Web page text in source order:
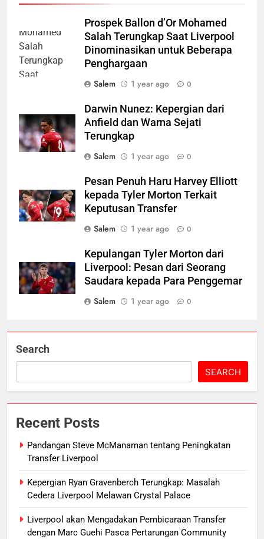
Prospek Ballon d’Or Mohamed
Salah Terungkap Saat Liverpool
Dinominasikan untuk Beberapa
Penghargaan
Salem
1 year ago 0
Darwin Nunez: Kepergian dari
Anfield dan Warna Sejati
Terungkap
Salem
1 year ago 0
Pesan Penuh Haru Harvey Elliott
kepada Tyler Morton Terkait
Keputusan Transfer
Salem
1 year ago 0
Kepulangan Tyler Morton dari
Liverpool: Pesan dari Seorang
Saudara kepada Para Penggemar
Salem
1 year ago 0
Search
SEARCH
Recent Posts
Pandangan Steve McManaman tentang Peningkatan
Transfer Liverpool
Kepergian Ryan Gravenberch Terungkap: Masalah
Cedera Liverpool Melawan Crystal Palace
Liverpool akan Mengadakan Pembicaraan Transfer
dengan Marc Guehi Pasca Pertarungan Community